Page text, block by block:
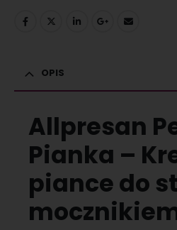
OPIS
Allpresan
Pianka –
piance do